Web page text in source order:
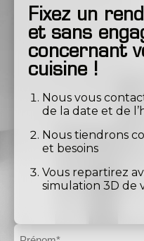
Fixez un
et sans
concernant
cuisine !
Nous vous
de la date et de
Nous tiendrons
et besoins
Vous repartirez
simulation 3D de
Prénom